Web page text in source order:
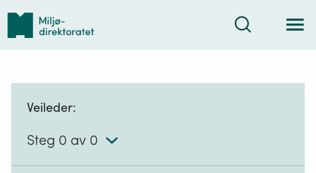
Tilbake
forsiden
Søk
Veileder:
Steg 0 av 0